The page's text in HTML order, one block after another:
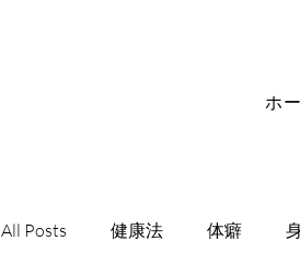
ホ
All Posts 健康法 体癖